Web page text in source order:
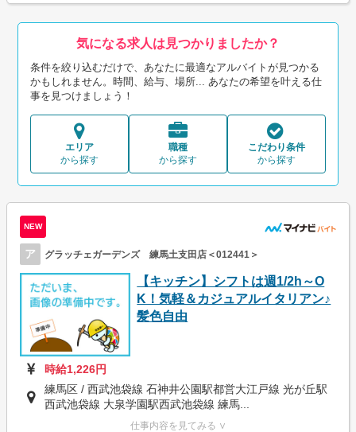
気になる求人は見つかりましたか？
条件を絞り込むだけで、あなたに最適なアルバイトが見つかる
かもしれません。時間、給与、場所... あなたの希望を叶える仕
事を見つけましょう！
エリア
から探す
職種
から探す
こだわり条件
から探す
NEW
ア グラッチェガーデンズ 練馬土支田店＜012441＞
【キッチン】シフトは週1/2h～O
K！気軽＆カジュアルイタリアン♪
髪色自由
時給1,226円
練馬区 / 西武池袋線 石神井公園駅都営大江戸線 光が丘駅
西武池袋線 大泉学園駅西武池袋線 練馬...
仕事内容を見てみる ∨